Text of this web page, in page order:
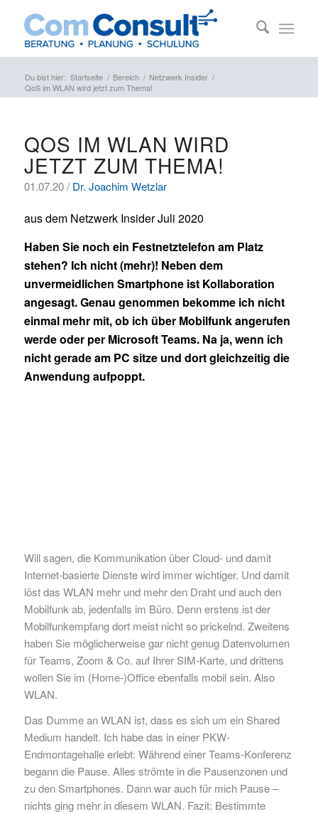
Du bist hier: Startseite / Bereich / Netzwerk Insider /
QoS im WLAN wird jetzt zum Thema!
QOS IM WLAN WIRD
JETZT ZUM THEMA!
01.07.20 / Dr. Joachim Wetzlar
aus dem Netzwerk Insider Juli 2020
Haben Sie noch ein Festnetztelefon am Platz
stehen? Ich nicht (mehr)! Neben dem
unvermeidlichen Smartphone ist Kollaboration
angesagt. Genau genommen bekomme ich nicht
einmal mehr mit, ob ich über Mobilfunk angerufen
werde oder per Microsoft Teams. Na ja, wenn ich
nicht gerade am PC sitze und dort gleichzeitig die
Anwendung aufpoppt.
Will sagen, die Kommunikation über Cloud- und damit
Internet-basierte Dienste wird immer wichtiger. Und damit
löst das WLAN mehr und mehr den Draht und auch den
Mobilfunk ab, jedenfalls im Büro. Denn erstens ist der
Mobilfunkempfang dort meist nicht so prickelnd. Zweitens
haben Sie möglicherweise gar nicht genug Datenvolumen
für Teams, Zoom & Co. auf Ihrer SIM-Karte, und drittens
wollen Sie im (Home-)Office ebenfalls mobil sein. Also
WLAN.
Das Dumme an WLAN ist, dass es sich um ein Shared
Medium handelt. Ich habe das in einer PKW-
Endmontagehalle erlebt: Während einer Teams-Konferenz
begann die Pause. Alles strömte in die Pausenzonen und
zu den Smartphones. Dann war auch für mich Pause –
nichts ging mehr in diesem WLAN. Fazit: Bestimmte